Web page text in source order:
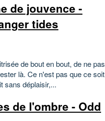
de jouvence -
tides
de bout en bout, de ne pas
là. Ce n'est pas que ce soit
sans déplaisir,...
de l'ombre - Odd